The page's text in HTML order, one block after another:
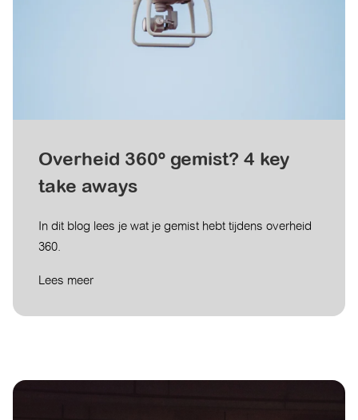
Overheid 360º gemist? 4 key
take aways
In dit blog lees je wat je gemist hebt tijdens overheid
360.
Lees meer